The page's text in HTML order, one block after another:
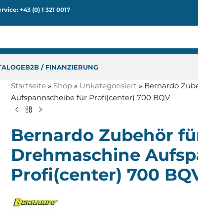
+43 (0) 1 321 0017
B2B / FINANZIERUNG
Startseite » Shop » Unkategorisiert » Bernardo
Aufspannscheibe für Profi(center) 700 BQV
Bernardo Zubehör
Drehmaschine
Profi(center) 700